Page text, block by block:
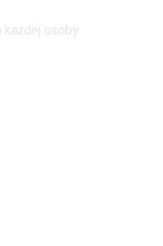
każdej osoby